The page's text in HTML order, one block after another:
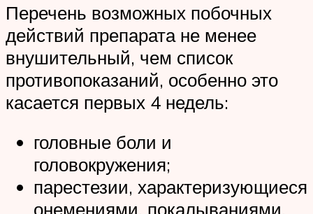
Перечень возможных побочных
действий препарата не менее
внушительный, чем список
противопоказаний, особенно это
касается первых 4 недель:
головные боли и
головокружения;
парестезии, характеризующиеся
онемениями, покалываниями,